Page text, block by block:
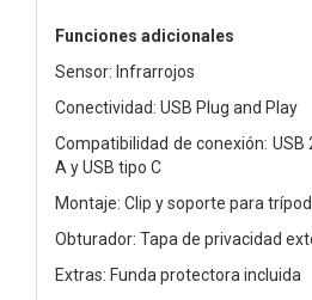
Funciones adicionales
Sensor: Infrarrojos
Conectividad: USB Plug and Play
Compatibilidad de conexión: USB
A y USB tipo C
Montaje: Clip y soporte para
Obturador: Tapa de privacidad
Extras: Funda protectora incluida